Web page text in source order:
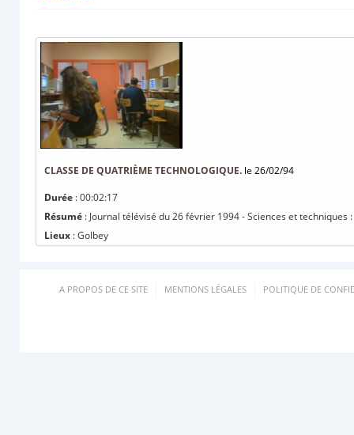
CLASSE DE QUATRIÈME TECHNOLOGIQUE. le 26/02/94
Durée : 00:02:17
Résumé : Journal télévisé du 26 février 1994 - Sciences et
Lieux : Golbey
A PROPOS DE CE SITE MENTIONS LÉGALES POLITIQUE DE